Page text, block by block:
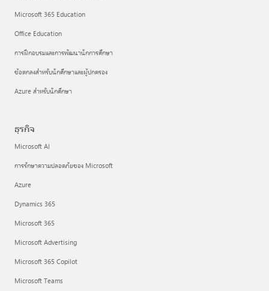
Microsoft 365 Education
Office Education
การฝึกอบรมและการพัฒนานักการศึกษา
ข้อตกลงสำหรับนักศึกษาและผู้ปกครอง
Azure สำหรับนักศึกษา
ธุรกิจ
Microsoft AI
การรักษาความปลอดภัยของ Microsoft
Azure
Dynamics 365
Microsoft 365
Microsoft Advertising
Microsoft 365 Copilot
Microsoft Teams